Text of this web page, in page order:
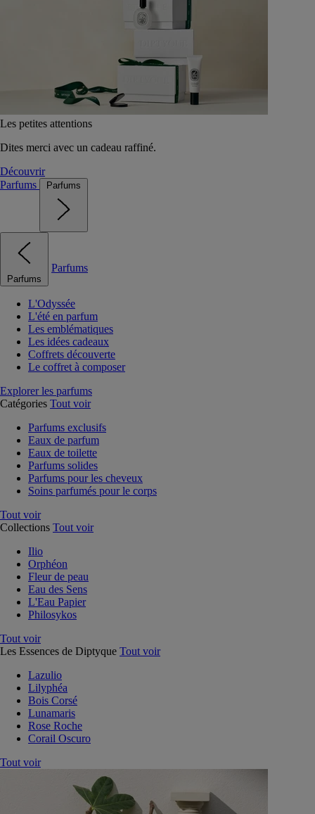
Les petites attentions
Dites merci avec un cadeau raffiné.
Découvrir
Parfums
Parfums
Parfums
Parfums
L'Odyssée
L'été en parfum
Les emblématiques
Les idées cadeaux
Coffrets découverte
Le coffret à composer
Explorer les parfums
Catégories Tout voir
Parfums exclusifs
Eaux de parfum
Eaux de toilette
Parfums solides
Parfums pour les cheveux
Soins parfumés pour le corps
Tout voir
Collections Tout voir
Ilio
Orphéon
Fleur de peau
Eau des Sens
L'Eau Papier
Philosykos
Tout voir
Les Essences de Diptyque Tout voir
Lazulio
Lilyphéa
Bois Corsé
Lunamaris
Rose Roche
Corail Oscuro
Tout voir